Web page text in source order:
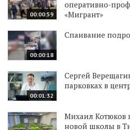
00:00:59
оперативно-
«Мигрант»
00:00:18
Спаивание
00:01:32
Сергей
парковках в
Михаил Котюков
новой школы в